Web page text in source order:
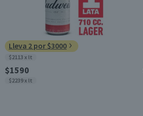
Lleva 2 por $3000
$2113 x lt
$1590
$2239 x lt